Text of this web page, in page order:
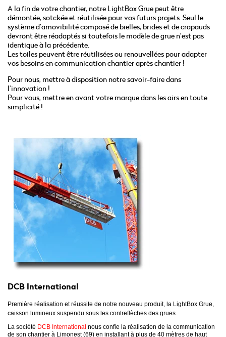
A la fin de votre chantier, notre LightBox Grue peut être
démontée, sotckée et réutilisée pour vos futurs projets. Seul le
système d’amovibilité composé de bielles, brides et de crapauds
devront être réadaptés si toutefois le modèle de grue n’est pas
identique à la précédente.
Les toiles peuvent être réutilisées ou renouvellées pour adapter
vos besoins en communication chantier après chantier !
Pour nous, mettre à disposition notre savoir-faire dans
l’innovation !
Pour vous, mettre en avant votre marque dans les airs en toute
simplicité !
DCB International
Première réalisation et réussite de notre nouveau produit, la LightBox Grue,
caisson lumineux suspendu sous les contreflèches des grues.
La société DCB International nous confie la réalisation de la communication
de son chantier à Limonest (69) en installant à plus de 40 mètres de haut